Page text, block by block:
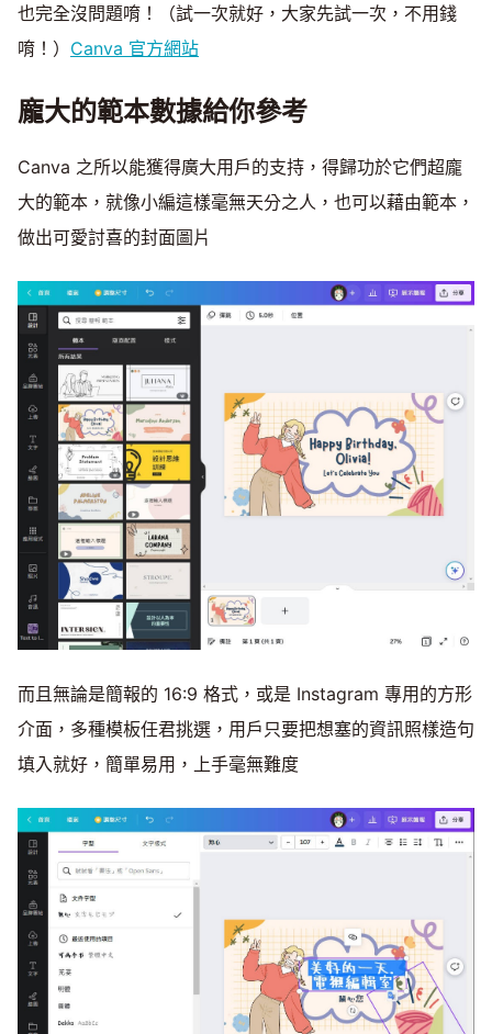
也完全沒問題唷！（試一次就好，大家先試一次，不用錢
唷！） Canva 官方網站
龐大的範本數據給你參考
Canva 之所以能獲得廣大用戶的支持，得歸功於它們超龐
大的範本，就像小編這樣毫無天分之人，也可以藉由範本，
做出可愛討喜的封面圖片
而且無論是簡報的 16:9 格式，或是 Instagram 專用的方形
介面，多種模板任君挑選，用戶只要把想塞的資訊照樣造句
填入就好，簡單易用，上手毫無難度